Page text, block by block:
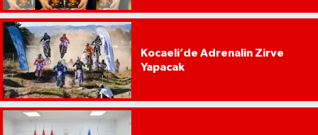
Kocaeli’de Adrenalin Zirve
Yapacak